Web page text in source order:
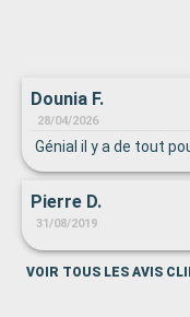
Dounia F.
28/04/2026
Génial il y a de tout
Pierre D.
31/08/2019
VOIR TOUS LES AVIS